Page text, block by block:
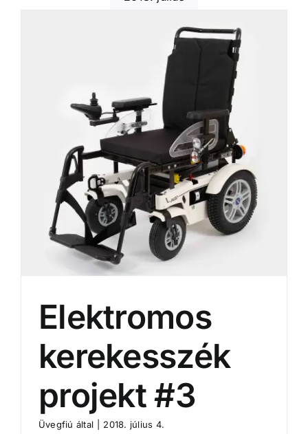
Elektromos
kerekesszék
projekt #3
Üvegfiú által 2018. július 4.